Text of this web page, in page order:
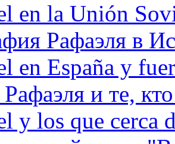
en la Unión
Рафаэля в
en España y
и те,
y los que cerca